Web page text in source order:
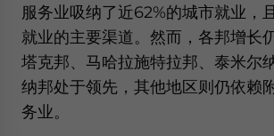
服务业吸纳了近62%的城市就业，
就业的主要渠道。然而，各邦增长
塔克邦、马哈拉施特拉邦、泰米尔
纳邦处于领先，其他地区则仍依赖
务业。